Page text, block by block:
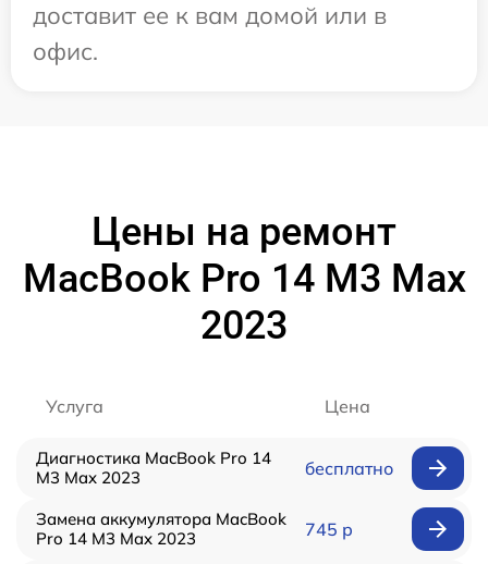
доставит ее к вам домой или в
офис.
Цены на ремонт
MacBook Pro 14 M3 Max
2023
Услуга Цена
Диагностика MacBook Pro 14
M3 Max 2023
бесплатно
Замена аккумулятора MacBook
Pro 14 M3 Max 2023
745 р